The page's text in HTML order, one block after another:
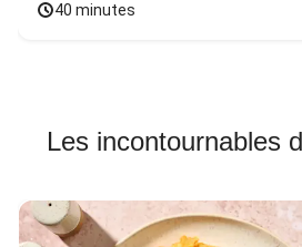
40 minutes
Les incontournables